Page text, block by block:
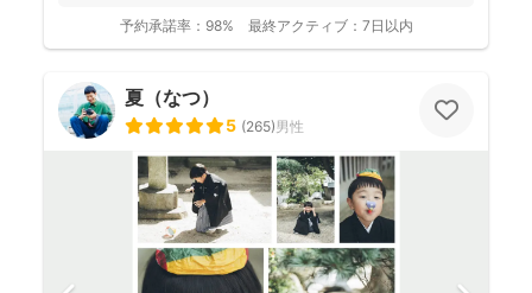
予約承諾率： 98% 最終アクティブ： 7日以内
夏（なつ）
5 (265)男性